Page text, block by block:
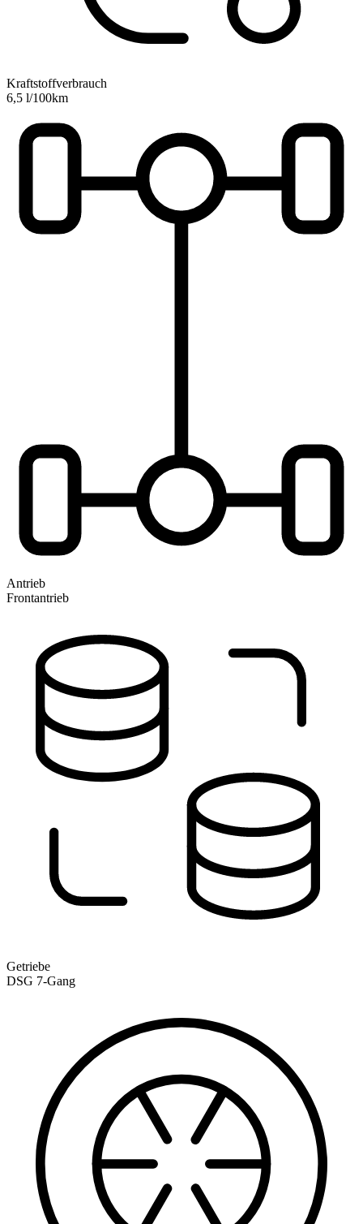
Kraftstoffverbrauch
6,5 l/100km
Antrieb
Frontantrieb
Getriebe
DSG 7-Gang